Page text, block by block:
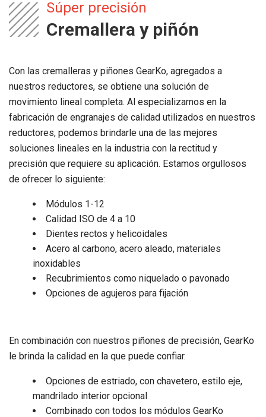
Súper precisión
Cremallera y piñón
Con las cremalleras y piñones GearKo, agregados a
nuestros reductores, se obtiene una solución de
movimiento lineal completa. Al especializarnos en la
fabricación de engranajes de calidad utilizados en nuestros
reductores, podemos brindarle una de las mejores
soluciones lineales en la industria con la rectitud y
precisión que requiere su aplicación. Estamos orgullosos
de ofrecer lo siguiente:
Módulos 1-12
Calidad ISO de 4 a 10
Dientes rectos y helicoidales
Acero al carbono, acero aleado, materiales
inoxidables
Recubrimientos como niquelado o pavonado
Opciones de agujeros para fijación
En combinación con nuestros piñones de precisión, GearKo
le brinda la calidad en la que puede confiar.
Opciones de estriado, con chavetero, estilo eje,
mandrilado interior opcional
Combinado con todos los módulos GearKo